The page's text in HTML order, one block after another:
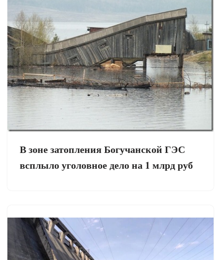
В зоне затопления Богучанской ГЭС
всплыло уголовное дело на 1 млрд руб